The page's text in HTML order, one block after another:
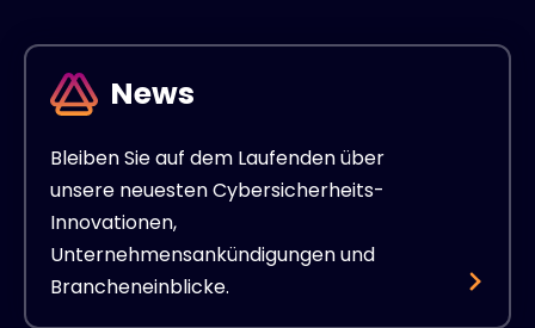
News
Bleiben Sie auf dem Laufenden über
unsere neuesten Cybersicherheits-
Innovationen,
Unternehmensankündigungen und
Brancheneinblicke.